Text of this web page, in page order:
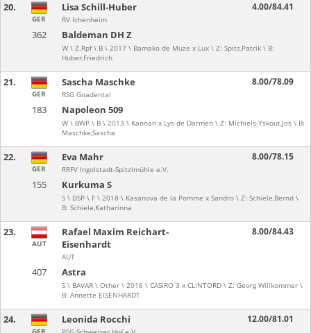
20.
362 Baldeman DH Z
W \ Z.Rpf \ B \ 2017 \ Bamako de Muze x Lux \ Z: Spits,Patrik \ B:
Huber,Friedrich
GER
Lisa Schill-Huber
RV Ichenheim
4.00/84.41
21.
183 Napoleon 509
W \ BWP \ B \ 2013 \ Kannan x Lys de Darmen \ Z: Michiels-Yskout,Jos \ B:
Maschke,Sascha
GER
Sascha Maschke
RSG Gnadental
8.00/78.09
22.
155 Kurkuma S
S \ DSP \ F \ 2018 \ Kasanova de la Pomme x Sandro \ Z: Schiele,Bernd \
B: Schiele,Katharinna
GER
Eva Mahr
RRFV Ingolstadt-Spitzlmühle e.V.
8.00/78.15
23.
407 Astra
S \ BAVAR \ Other \ 2016 \ CASIRO 3 x CLINTORD \ Z: Georg Willkommer \
B: Annette EISENHARDT
AUT
Rafael Maxim Reichart-
Eisenhardt
AUT
8.00/84.43
24. Leonida Rocchi 12.00/81.01